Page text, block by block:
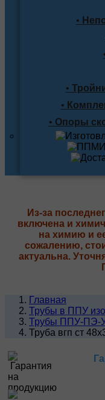
•
•
•
• Опоры
Из-за
включена и
на химию и
сожалению,
актуальна.
Главная
Трубы в ППУ
Трубы ППУ-ПЭ-
Труба вгп ст